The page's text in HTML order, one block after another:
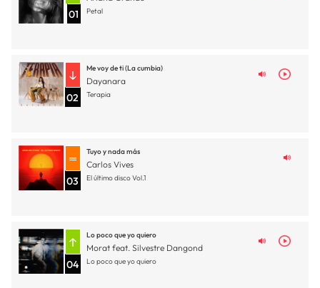
01 Petal
02
Me voy de ti (La cumbia)
Dayanara
Terapia
03
Tuyo y nada más
Carlos Vives
El último disco Vol.1
04
Lo poco que yo quiero
Morat feat. Silvestre Dangond
Lo poco que yo quiero